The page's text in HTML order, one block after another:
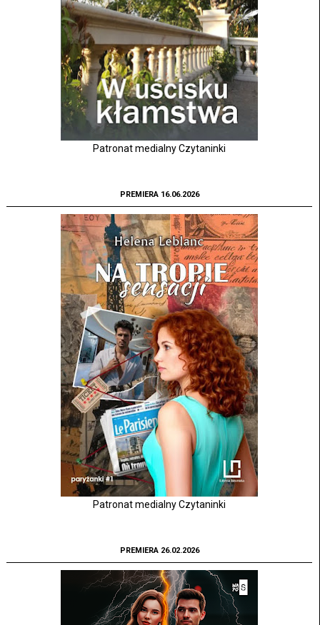
Patronat medialny Czytaninki
PREMIERA 16.06.2026
Patronat medialny Czytaninki
PREMIERA 26.02.2026